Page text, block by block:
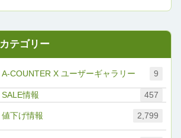
カテゴリー
A-COUNTER X ユーザーギャラリー 9
457
値下げ情報 2,799